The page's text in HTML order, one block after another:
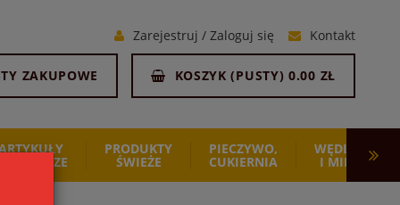
Zarejestruj / Zaloguj się Kontakt
ZAKUPOWE KOSZYK (PUSTY)0.00 ZŁ
SPOŻYWCZE
PRODUKTY
ŚWIEŻE
PIECZYWO,
CUKIERNIA
WĘDLINY
I MIĘSO